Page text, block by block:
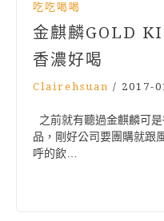
吃吃喝喝
金麒麟GOLD
香濃好喝
Clairehsuan / 2017-
之前就有聽過金麒麟可
品，剛好公司要團購就跟
呼的飲…